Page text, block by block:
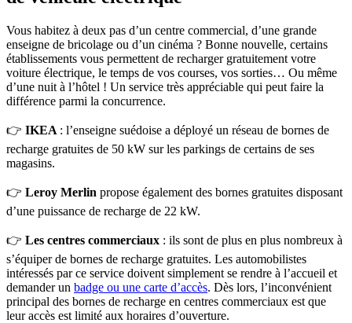
Vous habitez à deux pas d’un centre commercial, d’une grande
enseigne de bricolage ou d’un cinéma ? Bonne nouvelle, certains
établissements vous permettent de recharger gratuitement votre
voiture électrique, le temps de vos courses, vos sorties… Ou même
d’une nuit à l’hôtel ! Un service très appréciable qui peut faire la
différence parmi la concurrence.
👉 IKEA : l’enseigne suédoise a déployé un réseau de bornes de
recharge gratuites de 50 kW sur les parkings de certains de ses
magasins.
👉 Leroy Merlin propose également des bornes gratuites disposant
d’une puissance de recharge de 22 kW.
👉 Les centres commerciaux : ils sont de plus en plus nombreux à
s’équiper de bornes de recharge gratuites. Les automobilistes
intéressés par ce service doivent simplement se rendre à l’accueil et
demander un badge ou une carte d’accès. Dès lors, l’inconvénient
principal des bornes de recharge en centres commerciaux est que
leur accès est limité aux horaires d’ouverture.